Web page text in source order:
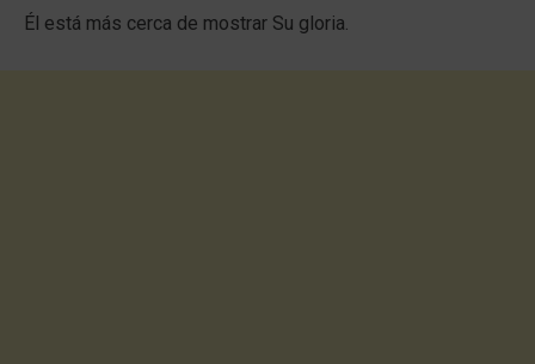
Él está más cerca de mostrar Su gloria.